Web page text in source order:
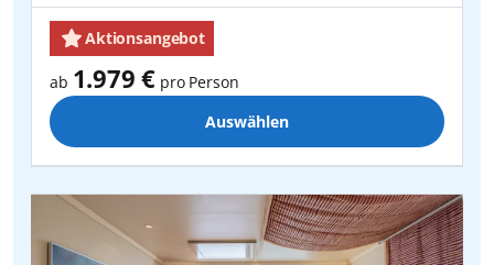
Aktionsangebot
ab 1.979 € pro Person
Auswählen